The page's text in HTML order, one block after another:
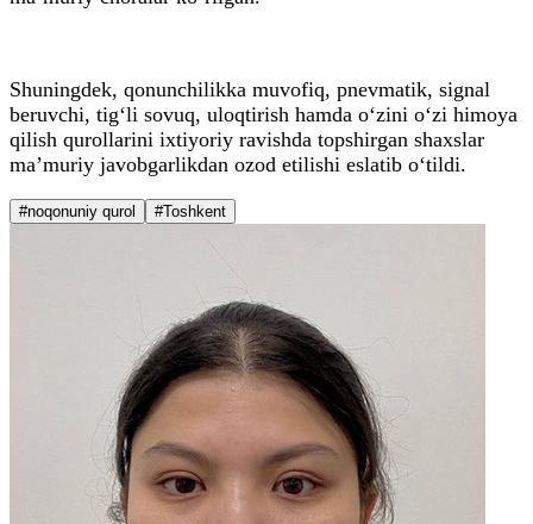
Shuningdek, qonunchilikka muvofiq, pnevmatik, signal
beruvchi, tig‘li sovuq, uloqtirish hamda o‘zini o‘zi himoya
qilish qurollarini ixtiyoriy ravishda topshirgan shaxslar
ma’muriy javobgarlikdan ozod etilishi eslatib o‘tildi.
#noqonuniy qurol #Toshkent